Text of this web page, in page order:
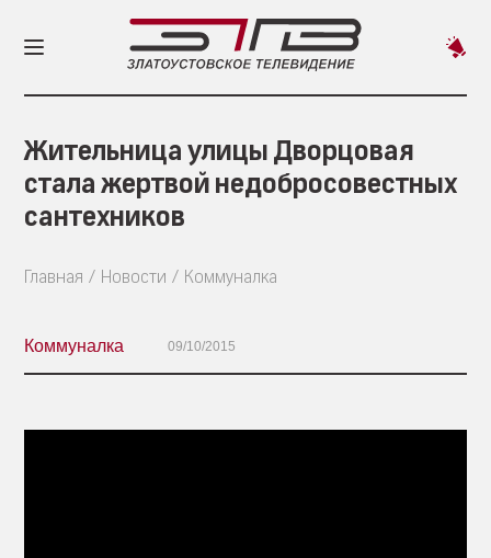
Жительница улицы Дворцовая
стала жертвой недобросовестных
сантехников
Главная Новости Коммуналка
Коммуналка 09/10/2015